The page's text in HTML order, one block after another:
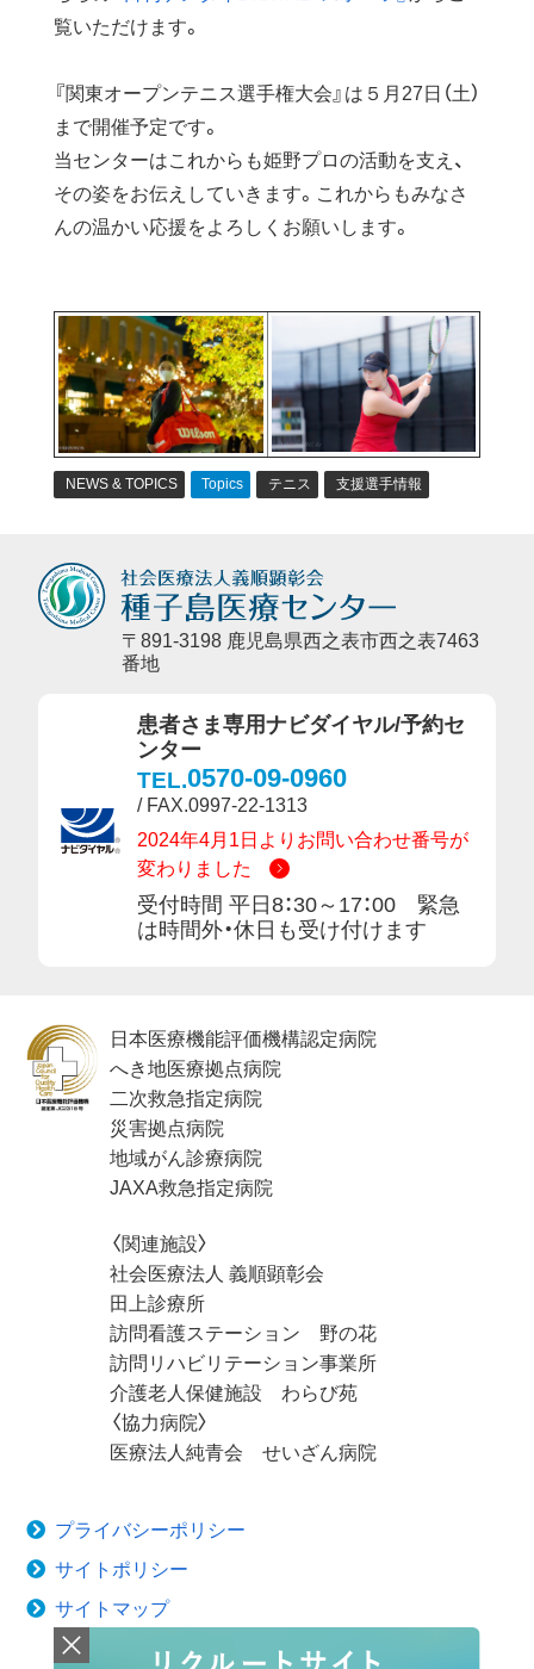
覧いただけます。
『関東オープンテニス選手権大会』は５月27日（土）
まで開催予定です。
当センターはこれからも姫野プロの活動を支え、
その姿をお伝えしていきます。これからもみなさ
んの温かい応援をよろしくお願いします。
NEWS & TOPICS Topics テニス 支援選手情報
〒891-3198 鹿児島県西之表市西之表7463
番地
患者さま専用ナビダイヤル/予約セ
ンター
TEL.0570-09-0960
/ FAX.0997-22-1313
2024年4月1日よりお問い合わせ番号が
変わりました
受付時間 平日8：30～17：00 緊急
は時間外・休日も受け付けます
日本医療機能評価機構認定病院
へき地医療拠点病院
二次救急指定病院
災害拠点病院
地域がん診療病院
JAXA救急指定病院
〈関連施設〉
社会医療法人 義順顕彰会
田上診療所
訪問看護ステーション 野の花
訪問リハビリテーション事業所
介護老人保健施設 わらび苑
〈協力病院〉
医療法人純青会 せいざん病院
プライバシーポリシー
サイトポリシー
サイトマップ